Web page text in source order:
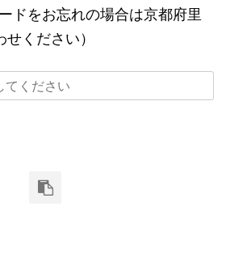
ドをお忘れの場合は京都府里
ください）